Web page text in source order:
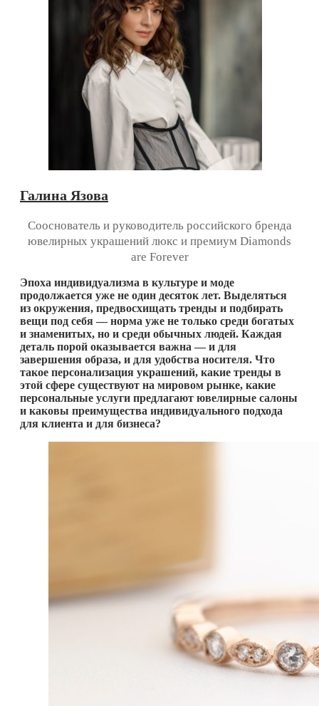
Галина Язова
Сооснователь и руководитель российского бренда
ювелирных украшений люкс и премиум Diamonds
are Forever
Эпоха индивидуализма в культуре и моде
продолжается уже не один десяток лет. Выделяться
из окружения, предвосхищать тренды и подбирать
вещи под себя — норма уже не только среди богатых
и знаменитых, но и среди обычных людей. Каждая
деталь порой оказывается важна — и для
завершения образа, и для удобства носителя. Что
такое персонализация украшений, какие тренды в
этой сфере существуют на мировом рынке, какие
персональные услуги предлагают ювелирные салоны
и каковы преимущества индивидуального подхода
для клиента и для бизнеса?